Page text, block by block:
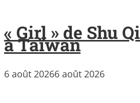
« Girl » de Shu
à Taïwan
6 août 20266 août 2026